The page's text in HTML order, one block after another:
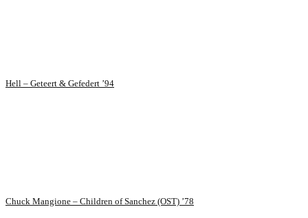
Hell – Geteert & Gefedert ’94
Chuck Mangione – Children of Sanchez (OST) ’78